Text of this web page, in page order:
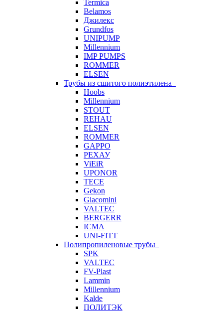
Termica
Belamos
Джилекс
Grundfos
UNIPUMP
Millennium
IMP PUMPS
ROMMER
ELSEN
Трубы из сшитого полиэтилена
Hoobs
Millennium
STOUT
REHAU
ELSEN
ROMMER
GAPPO
РЕХАУ
ViEiR
UPONOR
TECE
Gekon
Giacomini
VALTEC
BERGERR
ICMA
UNI-FITT
Полипропиленовые трубы
SPK
VALTEC
FV-Plast
Lammin
Millennium
Kalde
ПОЛИТЭК